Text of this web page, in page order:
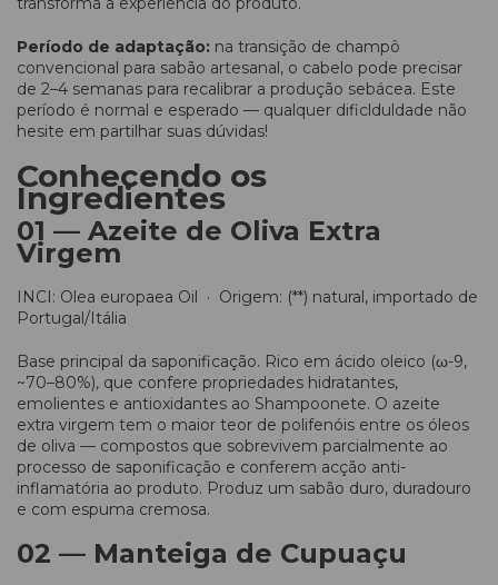
Período de adaptação: na transição de champô
convencional para sabão artesanal, o cabelo pode precisar
de 2–4 semanas para recalibrar a produção sebácea. Este
período é normal e esperado — qualquer dificlduldade não
hesite em partilhar suas dúvidas!
Conhecendo os
Ingredientes
01 — Azeite de Oliva Extra
Virgem
INCI: Olea europaea Oil · Origem: (**) natural, importado de
Portugal/Itália
Base principal da saponificação. Rico em ácido oleico (ω-9,
~70–80%), que confere propriedades hidratantes,
emolientes e antioxidantes ao Shampoonete. O azeite
extra virgem tem o maior teor de polifenóis entre os óleos
de oliva — compostos que sobrevivem parcialmente ao
processo de saponificação e conferem acção anti-
inflamatória ao produto. Produz um sabão duro, duradouro
e com espuma cremosa.
02 — Manteiga de Cupuaçu